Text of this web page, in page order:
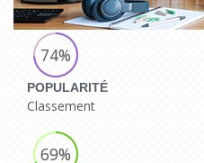
74%
POPULARITÉ
Classement
69%